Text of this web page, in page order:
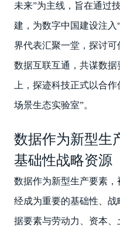
未来”为主线，旨在通过
建，为数字中国建设注
界代表汇聚一堂，探讨
数据互联互通，共谋数
上，探迹科技正式以合
场景生态实验室”。
数据作为新型生
基础性战略资源
数据作为新型生产要素，
经成为重要的基础性、
据要素与劳动力、资本、